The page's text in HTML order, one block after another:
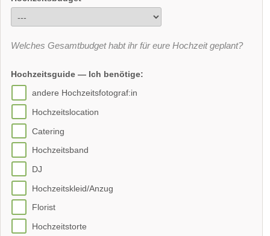
Welches Gesamtbudget habt ihr für eure Hochzeit geplant?
Hochzeitsguide — Ich benötige:
andere Hochzeitsfotograf:in
Hochzeitslocation
Catering
Hochzeitsband
DJ
Hochzeitskleid/Anzug
Florist
Hochzeitstorte